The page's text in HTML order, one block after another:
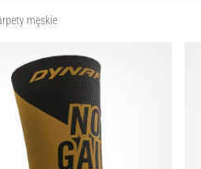
męskie